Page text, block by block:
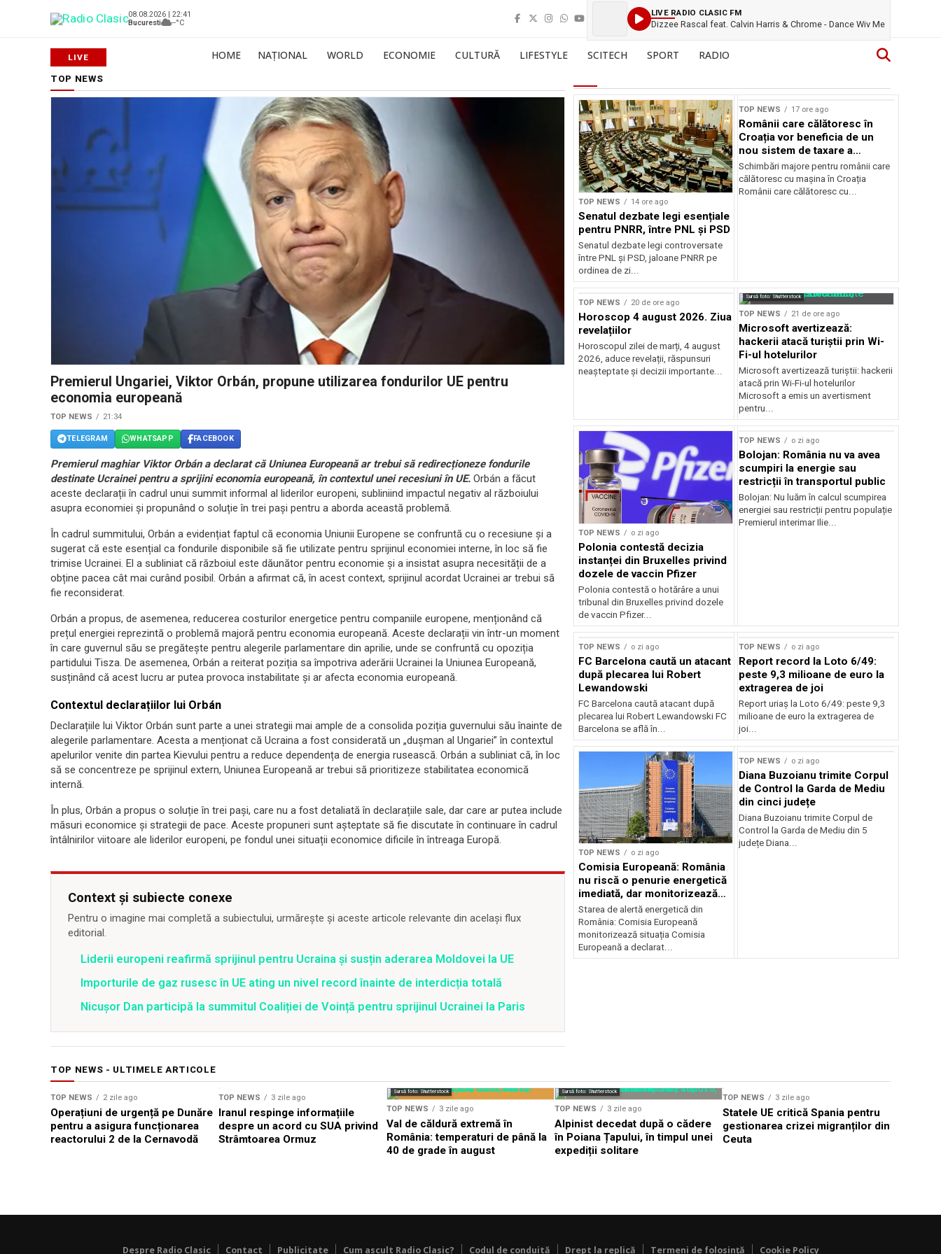
08.08.2026 | 22:41
Bucuresti
--°C
LIVE RADIO CLASIC FM
Dizzee Rascal feat. Calvin Harris & Chrome - Dance Wiv Me
HOME NAȚIONAL WORLD ECONOMIE CULTURĂ LIFESTYLE SCITECH SPORT RADIO
TOP NEWS
Premierul Ungariei, Viktor Orbán, propune utilizarea fondurilor UE pentru
economia europeană
TOP NEWS 21:34
TELEGRAM WHATSAPP FACEBOOK
Premierul maghiar Viktor Orbán a declarat că Uniunea Europeană ar trebui să redirecționeze fondurile
destinate Ucrainei pentru a sprijini economia europeană, în contextul unei recesiuni în UE. Orbán a făcut
aceste declarații în cadrul unui summit informal al liderilor europeni, subliniind impactul negativ al războiului
asupra economiei și propunând o soluție în trei pași pentru a aborda această problemă.
În cadrul summitului, Orbán a evidențiat faptul că economia Uniunii Europene se confruntă cu o recesiune și a
sugerat că este esențial ca fondurile disponibile să fie utilizate pentru sprijinul economiei interne, în loc să fie
trimise Ucrainei. El a subliniat că războiul este dăunător pentru economie și a insistat asupra necesității de a
obține pacea cât mai curând posibil. Orbán a afirmat că, în acest context, sprijinul acordat Ucrainei ar trebui să
fie reconsiderat.
Orbán a propus, de asemenea, reducerea costurilor energetice pentru companiile europene, menționând că
prețul energiei reprezintă o problemă majoră pentru economia europeană. Aceste declarații vin într-un moment
în care guvernul său se pregătește pentru alegerile parlamentare din aprilie, unde se confruntă cu opoziția
partidului Tisza. De asemenea, Orbán a reiterat poziția sa împotriva aderării Ucrainei la Uniunea Europeană,
susținând că acest lucru ar putea provoca instabilitate și ar afecta economia europeană.
Contextul declarațiilor lui Orbán
Declarațiile lui Viktor Orbán sunt parte a unei strategii mai ample de a consolida poziția guvernului său înainte de
alegerile parlamentare. Acesta a menționat că Ucraina a fost considerată un „dușman al Ungariei” în contextul
apelurilor venite din partea Kievului pentru a reduce dependența de energia rusească. Orbán a subliniat că, în loc
să se concentreze pe sprijinul extern, Uniunea Europeană ar trebui să prioritizeze stabilitatea economică
internă.
În plus, Orbán a propus o soluție în trei pași, care nu a fost detaliată în declarațiile sale, dar care ar putea include
măsuri economice și strategii de pace. Aceste propuneri sunt așteptate să fie discutate în continuare în cadrul
întâlnirilor viitoare ale liderilor europeni, pe fondul unei situații economice dificile în întreaga Europă.
Context și subiecte conexe
Pentru o imagine mai completă a subiectului, urmărește și aceste articole relevante din același flux
editorial.
Liderii europeni reafirmă sprijinul pentru Ucraina și susțin aderarea Moldovei la UE
Importurile de gaz rusesc în UE ating un nivel record înainte de interdicția totală
Nicușor Dan participă la summitul Coaliției de Voință pentru sprijinul Ucrainei la Paris
TOP NEWS 14 ore ago
Senatul dezbate legi esențiale
pentru PNRR, între PNL și PSD
Senatul dezbate legi controversate
între PNL și PSD, jaloane PNRR pe
ordinea de zi...
TOP NEWS 17 ore ago
Românii care călătoresc în
Croația vor beneficia de un
nou sistem de taxare a
autostrăzilor
Schimbări majore pentru românii care
călătoresc cu mașina în Croația
Românii care călătoresc cu...
TOP NEWS 20 de ore ago
Horoscop 4 august 2026. Ziua
revelațiilor
Horoscopul zilei de marți, 4 august
2026, aduce revelații, răspunsuri
neașteptate și decizii importante...
Sursă foto: Shutterstock
TOP NEWS 21 de ore ago
Microsoft avertizează:
hackerii atacă turiștii prin Wi-
Fi-ul hotelurilor
Microsoft avertizează turiștii: hackerii
atacă prin Wi-Fi-ul hotelurilor
Microsoft a emis un avertisment
pentru...
TOP NEWS o zi ago
Polonia contestă decizia
instanței din Bruxelles privind
dozele de vaccin Pfizer
Polonia contestă o hotărâre a unui
tribunal din Bruxelles privind dozele
de vaccin Pfizer...
TOP NEWS o zi ago
Bolojan: România nu va avea
scumpiri la energie sau
restricții în transportul public
Bolojan: Nu luăm în calcul scumpirea
energiei sau restricții pentru populație
Premierul interimar Ilie...
TOP NEWS o zi ago
FC Barcelona caută un atacant
după plecarea lui Robert
Lewandowski
FC Barcelona caută atacant după
plecarea lui Robert Lewandowski FC
Barcelona se află în...
TOP NEWS o zi ago
Report record la Loto 6/49:
peste 9,3 milioane de euro la
extragerea de joi
Report uriaș la Loto 6/49: peste 9,3
milioane de euro la extragerea de
joi...
TOP NEWS o zi ago
Comisia Europeană: România
nu riscă o penurie energetică
imediată, dar monitorizează
situația
Starea de alertă energetică din
România: Comisia Europeană
monitorizează situația Comisia
Europeană a declarat...
TOP NEWS o zi ago
Diana Buzoianu trimite Corpul
de Control la Garda de Mediu
din cinci județe
Diana Buzoianu trimite Corpul de
Control la Garda de Mediu din 5
județe Diana...
TOP NEWS - ULTIMELE ARTICOLE
TOP NEWS 2 zile ago
Operațiuni de urgență pe Dunăre
pentru a asigura funcționarea
reactorului 2 de la Cernavodă
TOP NEWS 3 zile ago
Iranul respinge informațiile
despre un acord cu SUA privind
Strâmtoarea Ormuz
Sursă foto: Shutterstock
TOP NEWS 3 zile ago
Val de căldură extremă în
România: temperaturi de până la
40 de grade în august
Sursă foto: Shutterstock
TOP NEWS 3 zile ago
Alpinist decedat după o cădere
în Poiana Țapului, în timpul unei
expediții solitare
TOP NEWS 3 zile ago
Statele UE critică Spania pentru
gestionarea crizei migranților din
Ceuta
Despre Radio Clasic Contact Publicitate Cum ascult Radio Clasic? Codul de conduită Drept la replică Termeni de folosință Cookie Policy